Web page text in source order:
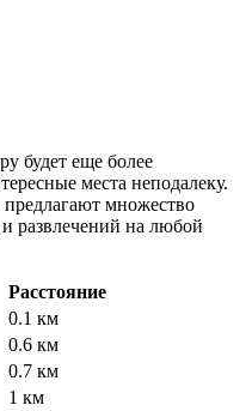
будет еще более
места неподалеку.
предлагают множество
развлечений на любой
Расстояние
0.1 км
0.6 км
0.7 км
1 км